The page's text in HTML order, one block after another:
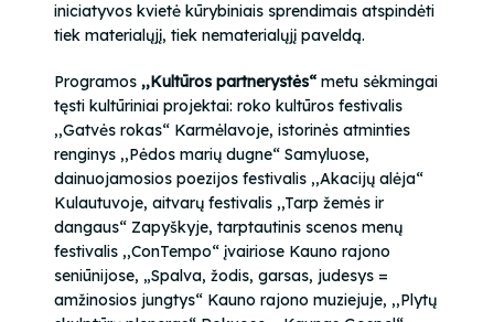
iniciatyvos kvietė kūrybiniais sprendimais atspindėti
tiek materialųjį, tiek nematerialųjį paveldą.
Programos ,,Kultūros partnerystės“ metu sėkmingai
tęsti kultūriniai projektai: roko kultūros festivalis
,,Gatvės rokas“ Karmėlavoje, istorinės atminties
renginys ,,Pėdos marių dugne“ Samyluose,
dainuojamosios poezijos festivalis ,,Akacijų alėja“
Kulautuvoje, aitvarų festivalis ,,Tarp žemės ir
dangaus“ Zapyškyje, tarptautinis scenos menų
festivalis ,,ConTempo“ įvairiose Kauno rajono
seniūnijose, „Spalva, žodis, garsas, judesys =
amžinosios jungtys“ Kauno rajono muziejuje, ,,Plytų